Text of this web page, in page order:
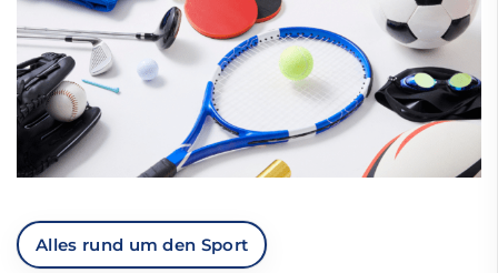
Alles rund um den Sport